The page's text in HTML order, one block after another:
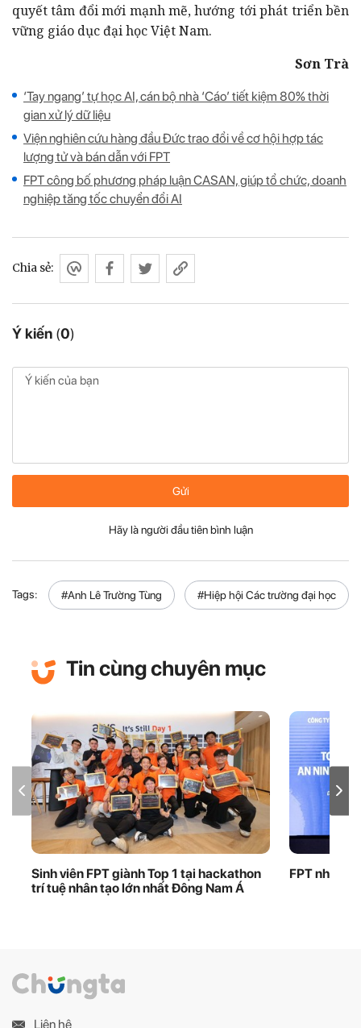
quyết tâm đổi mới mạnh mẽ, hướng tới phát triển bền
vững giáo dục đại học Việt Nam.
Sơn Trà
‘Tay ngang’ tự học AI, cán bộ nhà ‘Cáo’ tiết kiệm 80% thời
gian xử lý dữ liệu
Viện nghiên cứu hàng đầu Đức trao đổi về cơ hội hợp tác
lượng tử và bán dẫn với FPT
FPT công bố phương pháp luận CASAN, giúp tổ chức, doanh
nghiệp tăng tốc chuyển đổi AI
Ý kiến (0)
Chia sẻ:
Gửi
Hãy là người đầu tiên bình luận
Tags: #Anh Lê Trường Tùng #Hiệp hội Các trường đại học
Tin cùng chuyên mục
Sinh viên FPT giành Top 1 tại hackathon
trí tuệ nhân tạo lớn nhất Đông Nam Á
FPT nhận
Liên hệ